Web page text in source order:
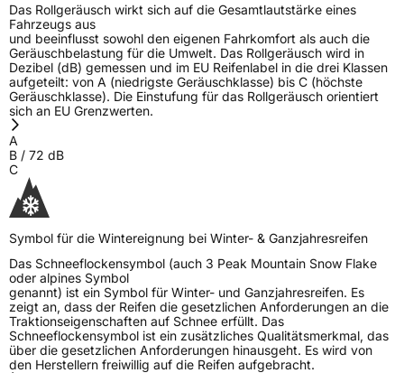
Das Rollgeräusch wirkt sich auf die Gesamtlautstärke eines
Fahrzeugs aus
und beeinflusst sowohl den eigenen Fahrkomfort als auch die
Geräuschbelastung für die Umwelt. Das Rollgeräusch wird in
Dezibel (dB) gemessen und im EU Reifenlabel in die drei Klassen
aufgeteilt: von A (niedrigste Geräuschklasse) bis C (höchste
Geräuschklasse). Die Einstufung für das Rollgeräusch orientiert
sich an EU Grenzwerten.
A
B / 72 dB
C
Symbol für die Wintereignung bei Winter- & Ganzjahresreifen
Das Schneeflockensymbol (auch 3 Peak Mountain Snow Flake
oder alpines Symbol
genannt) ist ein Symbol für Winter- und Ganzjahresreifen. Es
zeigt an, dass der Reifen die gesetzlichen Anforderungen an die
Traktionseigenschaften auf Schnee erfüllt. Das
Schneeflockensymbol ist ein zusätzliches Qualitätsmerkmal, das
über die gesetzlichen Anforderungen hinausgeht. Es wird von
den Herstellern freiwillig auf die Reifen aufgebracht.